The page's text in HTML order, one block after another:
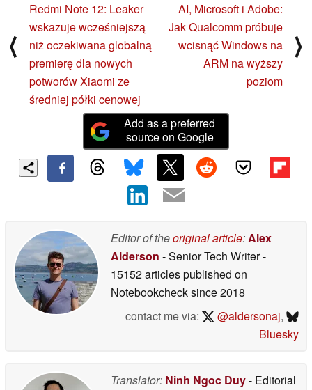
⟨
Redmi Note 12: Leaker
wskazuje wcześniejszą
niż oczekiwana globalną
premierę dla nowych
potworów Xiaomi ze
średniej półki cenowej
AI, Microsoft i Adobe:
Jak Qualcomm próbuje
wcisnąć Windows na
ARM na wyższy
poziom
⟩
Add as a preferred
source on Google
Editor of theoriginal article: Alex
Alderson - Senior Tech Writer-
15152 articles published on
Notebookchecksince 2018
contact me via:
@aldersonaj,
Bluesky
Translator: Ninh Ngoc Duy- Editorial